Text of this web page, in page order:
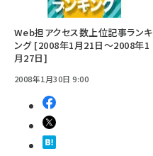
Web担アクセス数上位記事ランキ
ング [2008年1月21日～2008年1
月27日]
2008年1月30日 9:00